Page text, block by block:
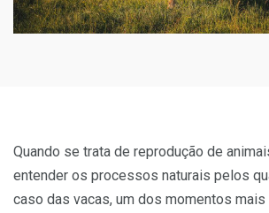
Quando se trata de reprodução de
entender os processos naturais pelos
caso das vacas, um dos momentos